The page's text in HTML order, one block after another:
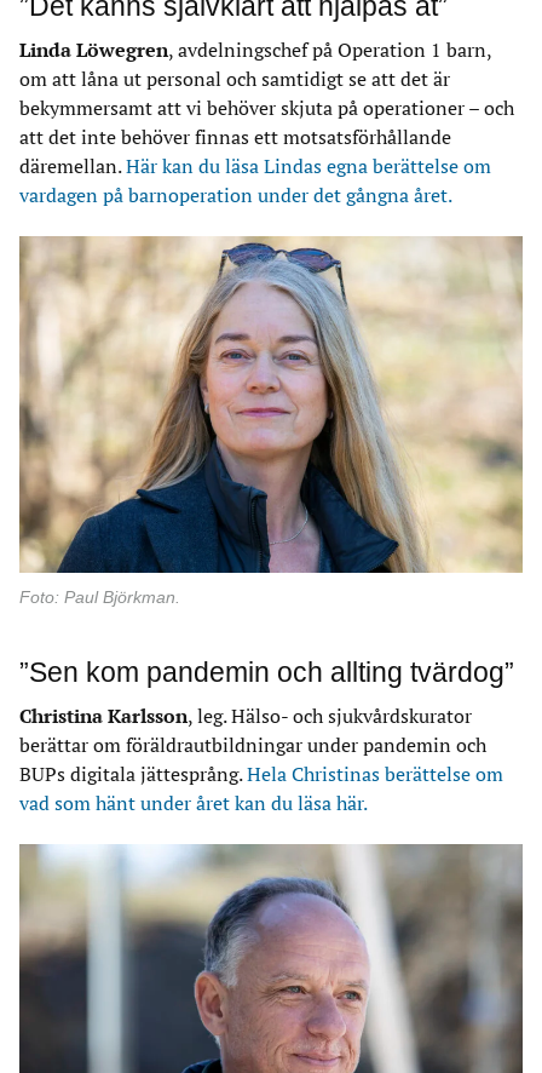
”Det känns självklart att hjälpas åt”
Linda Löwegren, avdelningschef på Operation 1 barn,
om att låna ut personal och samtidigt se att det är
bekymmersamt att vi behöver skjuta på operationer – och
att det inte behöver finnas ett motsatsförhållande
däremellan.Här kan du läsa Lindas egna berättelse om
vardagen på barnoperation under det gångna året.
Foto: Paul Björkman.
”Sen kom pandemin och allting tvärdog”
Christina Karlsson, leg. Hälso- och sjukvårdskurator
berättar om föräldrautbildningar under pandemin och
BUPs digitala jättesprång.Hela Christinas berättelse om
vad som hänt under året kan du läsa här.